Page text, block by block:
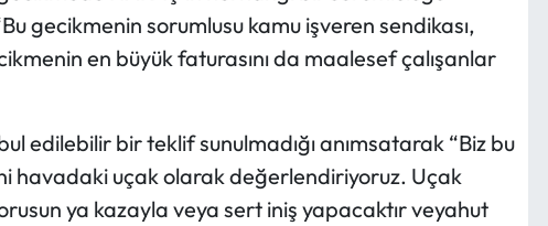
gecikmenin sorumlusu kamu işveren sendikası,
en büyük faturasını da maalesef çalışanlar
edilebilir bir teklif sunulmadığı anımsatarak “Biz bu
havadaki uçak olarak değerlendiriyoruz. Uçak
ya kazayla veya sert iniş yapacaktır veyahut